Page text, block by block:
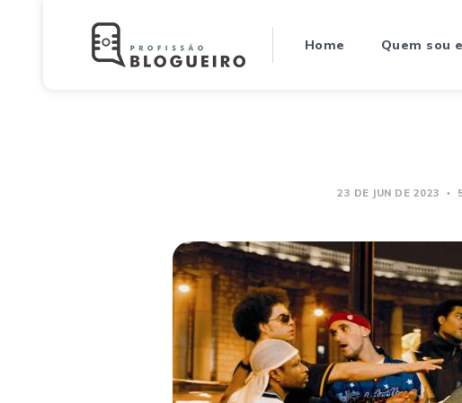
Home Quem sou
23 DE JUN DE 2023